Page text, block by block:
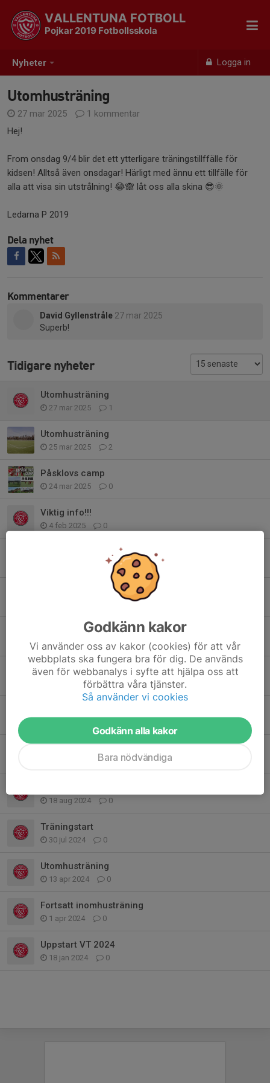
Nyheter Logga in
VALLENTUNA FOTBOLL
Pojkar 2019 Fotbollsskola
Utomhusträning
27 mar 2025
1 kommentar
Hej!
From onsdag 9/4 blir det ett ytterligare träningstillffälle för
kidsen! Alltså även onsdagar! Härligt med ännu ett tillfälle för
alla att visa sin utstrålning! 😂🙈 låt oss alla skina 😎🌞
Ledarna P 2019
Dela nyhet
Kommentarer
David Gyllenstråle 27 mar 2025
Superb!
Tidigare nyheter
Utomhusträning
27 mar 2025 1
Utomhusträning
25 mar 2025 2
Påsklovs camp
24 mar 2025 0
Viktig info!!!
4 feb 2025 0
0
Inomhusträning
20 okt 2024 0
Träningskläder
15 sep 2024 0
0
18 aug 2024 0
Träningstart
30 jul 2024 0
Utomhusträning
13 apr 2024 0
Fortsatt inomhusträning
1 apr 2024 0
Uppstart VT 2024
18 jan 2024 0
Godkänn kakor
Vi använder oss av kakor (cookies) för att vår
webbplats ska fungera bra för dig. De används
även för webbanalys i syfte att hjälpa oss att
förbättra våra tjänster.
Så använder vi cookies
Godkänn alla kakor
Bara nödvändiga